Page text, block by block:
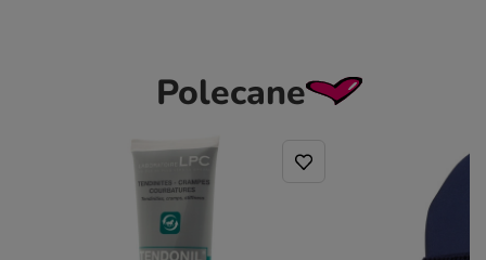
Polecane